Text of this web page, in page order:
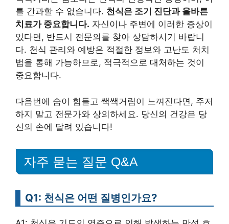
를 간과할 수 없습니다. 천식은 조기 진단과 올바른
치료가 중요합니다. 자신이나 주변에 이러한 증상이
있다면, 반드시 전문의를 찾아 상담하시기 바랍니
다. 천식 관리와 예방은 적절한 정보와 고난도 처치
법을 통해 가능하므로, 적극적으로 대처하는 것이
중요합니다.
다음번에 숨이 힘들고 쌕쌕거림이 느껴진다면, 주저
하지 말고 전문가와 상의하세요. 당신의 건강은 당
신의 손에 달려 있습니다!
자주 묻는 질문 Q&A
Q1: 천식은 어떤 질병인가요?